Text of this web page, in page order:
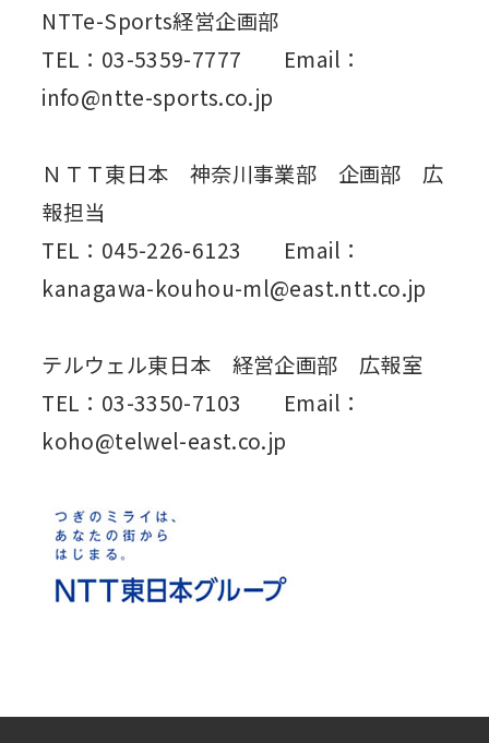
NTTe-Sports経営企画部
TEL：03-5359-7777 Email：
info@ntte-sports.co.jp
ＮＴＴ東日本 神奈川事業部 企画部 広
報担当
TEL：045-226-6123 Email：
kanagawa-kouhou-ml@east.ntt.co.jp
テルウェル東日本 経営企画部 広報室
TEL：03-3350-7103 Email：
koho@telwel-east.co.jp